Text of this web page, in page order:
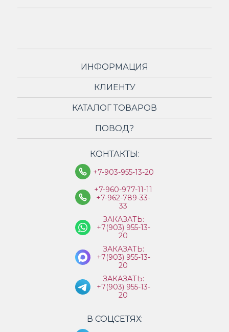
ИНФОРМАЦИЯ
КЛИЕНТУ
КАТАЛОГ ТОВАРОВ
ПОВОД?
КОНТАКТЫ:
+7-903-955-13-20
+7-960-977-11-11
+7-962-789-33-
33
ЗАКАЗАТЬ:
+7(903) 955-13-
20
ЗАКАЗАТЬ:
+7(903) 955-13-
20
ЗАКАЗАТЬ:
+7(903) 955-13-
20
В СОЦСЕТЯХ: